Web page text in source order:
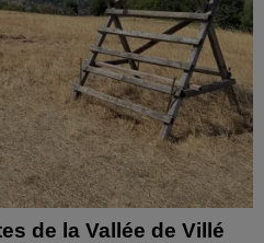
de la Vallée de Villé